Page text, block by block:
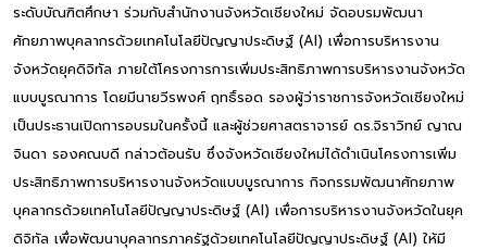
ระดับบัณฑิตศึกษา ร่วมกับสำนักงานจังหวัดเชียงใหม่ จัดอบรมพัฒนา
ศักยภาพบุคลากรด้วยเทคโนโลยีปัญญาประดิษฐ์ (AI) เพื่อการบริหารงาน
จังหวัดยุคดิจิทัล ภายใต้โครงการการเพิ่มประสิทธิภาพการบริหารงานจังหวัด
แบบบูรณาการ โดยมีนายวีรพงศ์ ฤทธิ์รอด รองผู้ว่าราชการจังหวัดเชียงใหม่
เป็นประธานเปิดการอบรมในครั้งนี้ และผู้ช่วยศาสตราจารย์ ดร.จิราวิทย์ ญาณ
จินดา รองคณบดี กล่าวต้อนรับ ซึ่งจังหวัดเชียงใหม่ได้ดำเนินโครงการเพิ่ม
ประสิทธิภาพการบริหารงานจังหวัดแบบบูรณาการ กิจกรรมพัฒนาศักยภาพ
บุคลากรด้วยเทคโนโลยีปัญญาประดิษฐ์ (AI) เพื่อการบริหารงานจังหวัดในยุค
ดิจิทัล เพื่อพัฒนาบุคลากรภาครัฐด้วยเทคโนโลยีปัญญาประดิษฐ์ (AI) ให้มี